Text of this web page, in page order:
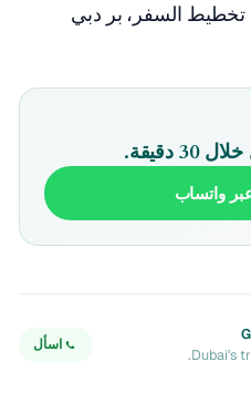
السفر، بر دبي
واتساب
Dubai's
اسأل